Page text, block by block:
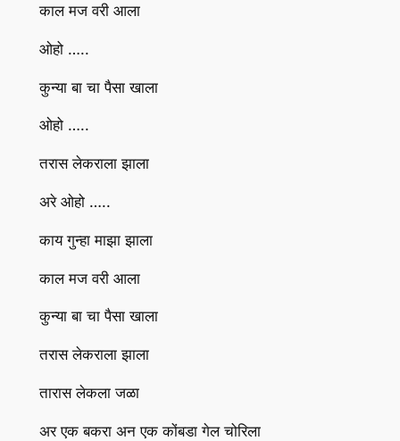
काल मज वरी आला
ओहो …..
कुन्या बा चा पैसा खाला
ओहो …..
तरास लेकराला झाला
अरे ओहो …..
काय गुन्हा माझा झाला
काल मज वरी आला
कुन्या बा चा पैसा खाला
तरास लेकराला झाला
तारास लेकला जळा
अर एक बकरा अन एक कोंबडा गेल चोरिला